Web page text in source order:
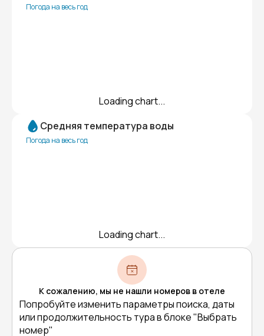
Погода на весь год
Loading chart...
Средняя температура воды
Погода на весь год
Loading chart...
К сожалению, мы не нашли номеров в отеле
Попробуйте изменить параметры поиска, даты
или продолжительность тура в блоке "Выбрать
номер"